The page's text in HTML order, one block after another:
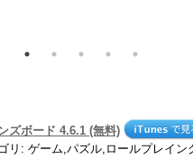
ズボード 4.6.1 (無料)
リ: ゲーム,パズル,ロールプレイン